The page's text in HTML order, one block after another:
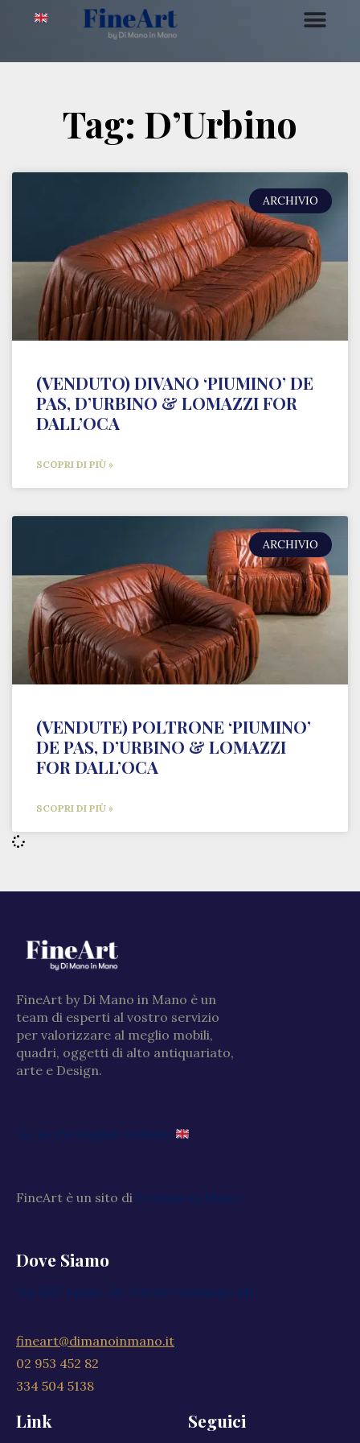
Tag: D’Urbino
ARCHIVIO
(VENDUTO) DIVANO ‘PIUMINO’ DE
PAS, D’URBINO & LOMAZZI FOR
DALL’OCA
SCOPRI DI PIÙ »
ARCHIVIO
(VENDUTE) POLTRONE ‘PIUMINO’
DE PAS, D’URBINO & LOMAZZI
FOR DALL’OCA
SCOPRI DI PIÙ »
FineArt by Di Mano in Mano è un
team di esperti al vostro servizio
per valorizzare al meglio mobili,
quadri, oggetti di alto antiquariato,
arte e Design.
Go to the English website
FineArt è un sito di Di Mano in Mano
Dove Siamo
Via XXV Aprile, 59, 20040 Cambiago MI
fineart@dimanoinmano.it
02 953 452 82
334 504 5138
Link Seguici